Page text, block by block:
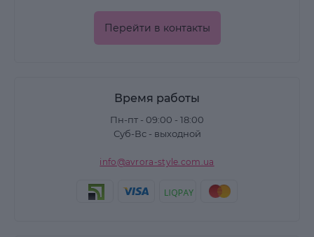
Перейти в контакты
Время работы
Пн-пт - 09:00 - 18:00
Суб-Вс - выходной
info@avrora-style.com.ua